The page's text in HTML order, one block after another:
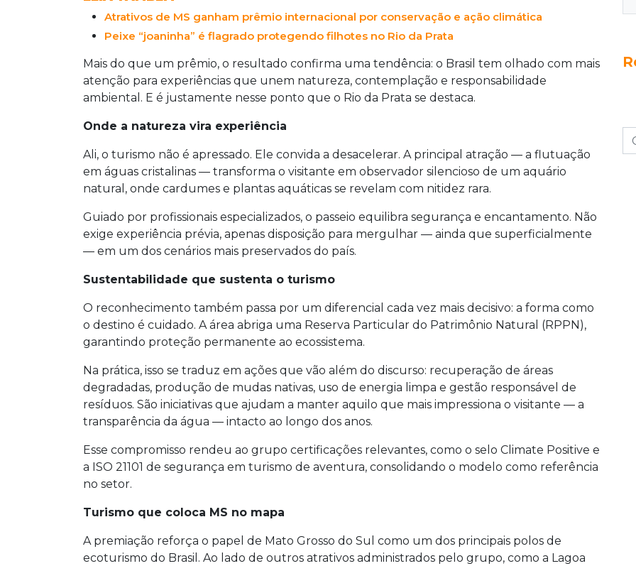
Atrativos de MS ganham prêmio internacional por conservação e ação climática
Peixe “joaninha” é flagrado protegendo filhotes no Rio da Prata
Mais do que um prêmio, o resultado confirma uma tendência: o Brasil tem olhado com mais
atenção para experiências que unem natureza, contemplação e responsabilidade
ambiental. E é justamente nesse ponto que o Rio da Prata se destaca.
Onde a natureza vira experiência
Ali, o turismo não é apressado. Ele convida a desacelerar. A principal atração — a flutuação
em águas cristalinas — transforma o visitante em observador silencioso de um aquário
natural, onde cardumes e plantas aquáticas se revelam com nitidez rara.
Guiado por profissionais especializados, o passeio equilibra segurança e encantamento. Não
exige experiência prévia, apenas disposição para mergulhar — ainda que superficialmente
— em um dos cenários mais preservados do país.
Sustentabilidade que sustenta o turismo
O reconhecimento também passa por um diferencial cada vez mais decisivo: a forma como
o destino é cuidado. A área abriga uma Reserva Particular do Patrimônio Natural (RPPN),
garantindo proteção permanente ao ecossistema.
Na prática, isso se traduz em ações que vão além do discurso: recuperação de áreas
degradadas, produção de mudas nativas, uso de energia limpa e gestão responsável de
resíduos. São iniciativas que ajudam a manter aquilo que mais impressiona o visitante — a
transparência da água — intacto ao longo dos anos.
Esse compromisso rendeu ao grupo certificações relevantes, como o selo Climate Positive e
a ISO 21101 de segurança em turismo de aventura, consolidando o modelo como referência
no setor.
Turismo que coloca MS no mapa
A premiação reforça o papel de Mato Grosso do Sul como um dos principais polos de
ecoturismo do Brasil. Ao lado de outros atrativos administrados pelo grupo, como a Lagoa